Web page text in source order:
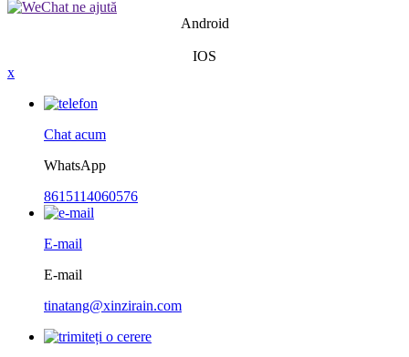
Android
IOS
x
Chat acum
WhatsApp
8615114060576
E-mail
E-mail
tinatang@xinzirain.com